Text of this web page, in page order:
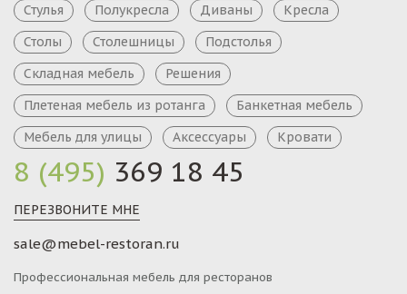
8 (495) 369 18 45
ПЕРЕЗВОНИТЕ МНЕ
sale@mebel-restoran.ru
Профессиональная мебель для ресторанов
Стулья Полукресла Диваны
Кресла
Столы
Столешницы
Подстолья
Складная мебель
Решения
Плетеная мебель из ротанга
Банкетная мебель
Мебель для улицы
Аксессуары Кровати